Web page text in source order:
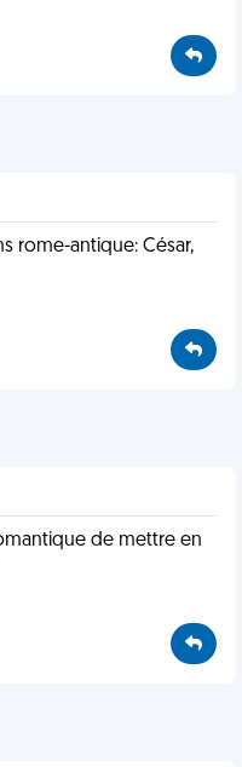
rome-antique: César,
de mettre en